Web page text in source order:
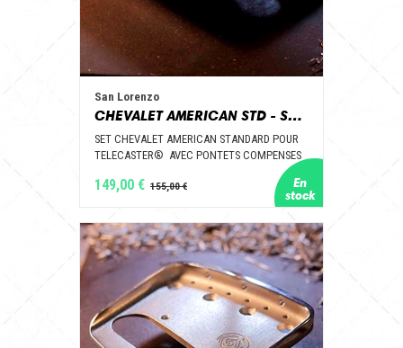
San Lorenzo
CHEVALET AMERICAN STD - SAN LORENZO GUITAR PARTS
SET CHEVALET AMERICAN STANDARD POUR
TELECASTER® AVEC PONTETS COMPENSES
149,00 €